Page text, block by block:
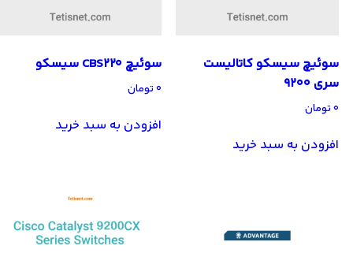
سوئیچ سیسکو کاتالیست
سری 9200
تومان
افزودن به سبد خرید
سوئیچ CBS220 سیسکو
تومان
افزودن به سبد خرید